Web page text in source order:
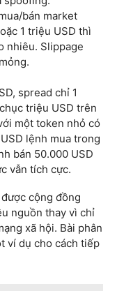
bán market
1 triệu USD thì
nhiêu. Slippage
spread chỉ 1
triệu USD trên
một token nhỏ có
lệnh mua trong
bán 50.000 USD
vẫn tích cực.
cộng đồng
nguồn thay vì chỉ
xã hội. Bài phân
ví dụ cho cách tiếp